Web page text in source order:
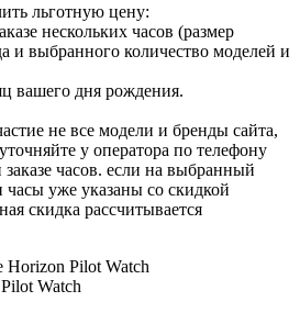
льготную цену:
нескольких часов (размер
и выбранного количество моделей и
вашего дня рождения.
не все модели и бренды сайта,
у оператора по телефону
часов. если на выбранный
уже указаны со скидкой
скидка рассчитывается
Watch